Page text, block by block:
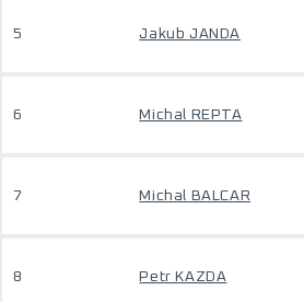
5 Jakub JANDA
6 Michal REPTA
7 Michal BALCAR
8 Petr KAZDA